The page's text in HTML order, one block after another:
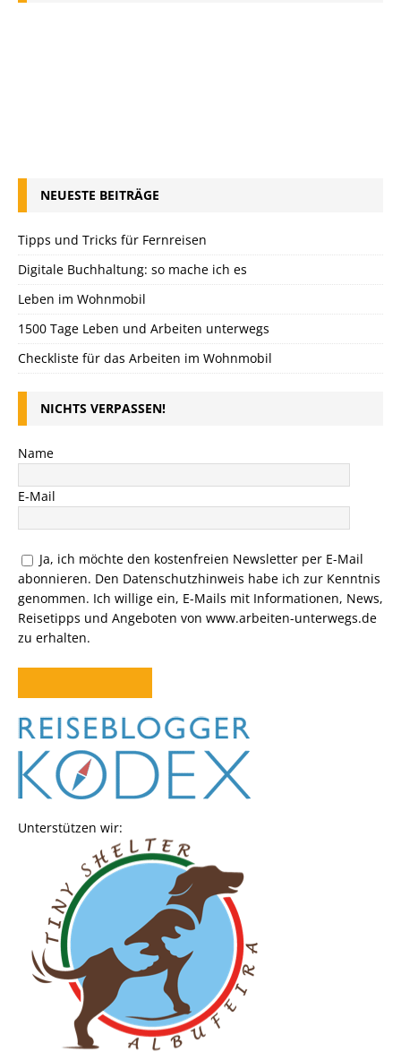
NEUESTE BEITRÄGE
Tipps und Tricks für Fernreisen
Digitale Buchhaltung: so mache ich es
Leben im Wohnmobil
1500 Tage Leben und Arbeiten unterwegs
Checkliste für das Arbeiten im Wohnmobil
NICHTS VERPASSEN!
Name
E-Mail
Ja, ich möchte den kostenfreien Newsletter per E-Mail
abonnieren. Den Datenschutzhinweis habe ich zur Kenntnis
genommen. Ich willige ein, E-Mails mit Informationen, News,
Reisetipps und Angeboten von www.arbeiten-unterwegs.de
zu erhalten.
Unterstützen wir: